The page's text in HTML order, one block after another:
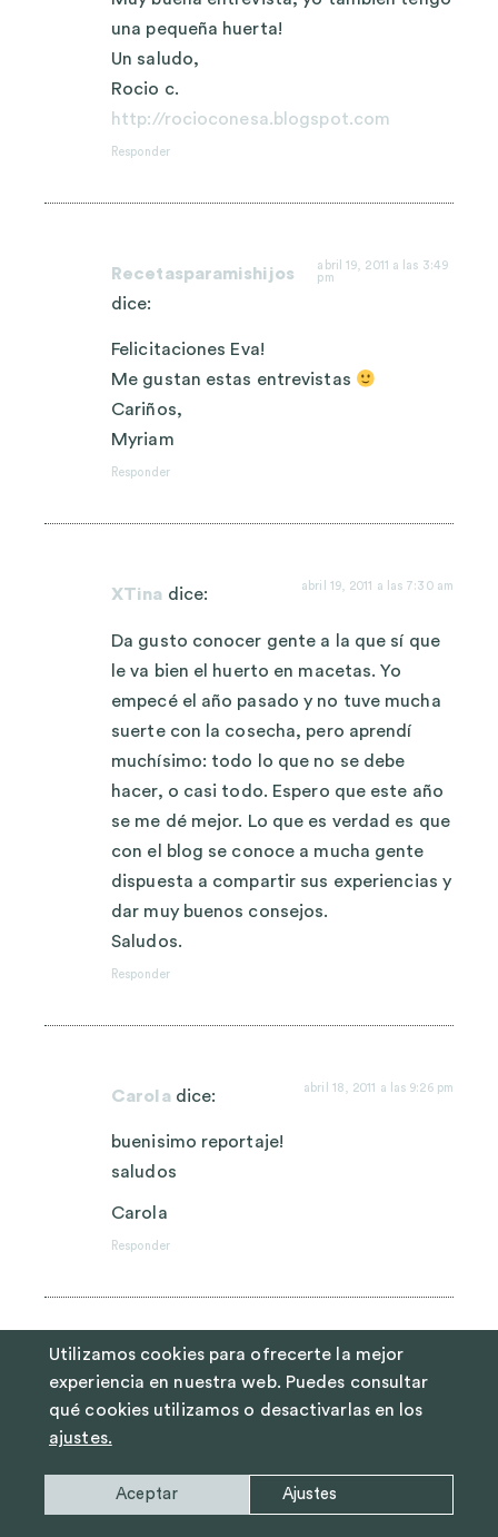
una pequeña huerta!
Un saludo,
Rocio c.
http://rocioconesa.blogspot.com
Responder
Recetasparamishijos
dice:
abril 19, 2011 a las 3:49
pm
Felicitaciones Eva!
Me gustan estas entrevistas
Cariños,
Myriam
Responder
XTina dice: abril 19, 2011 a las 7:30 am
Da gusto conocer gente a la que sí que
le va bien el huerto en macetas. Yo
empecé el año pasado y no tuve mucha
suerte con la cosecha, pero aprendí
muchísimo: todo lo que no se debe
hacer, o casi todo. Espero que este año
se me dé mejor. Lo que es verdad es que
con el blog se conoce a mucha gente
dispuesta a compartir sus experiencias y
dar muy buenos consejos.
Saludos.
Responder
Carola dice: abril 18, 2011 a las 9:26 pm
buenisimo reportaje!
saludos
Carola
Responder
abril 18, 2011 a las 12:45 pm
Valla pinta que tiene todo, enhorabuena,
me alegra saber que a pesar de que te
mudas te llevas contigo tus “RAICES”
Buena suerte.
Utilizamos cookies para ofrecerte la mejor
experiencia en nuestra web. Puedes consultar
qué cookies utilizamos o desactivarlas en los
ajustes.
Aceptar Ajustes